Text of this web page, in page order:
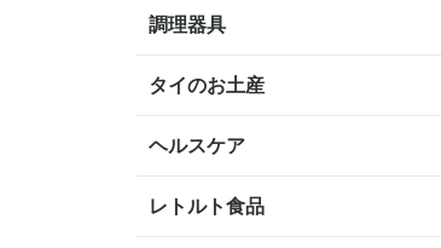
調理器具
タイのお土産
ヘルスケア
レトルト食品